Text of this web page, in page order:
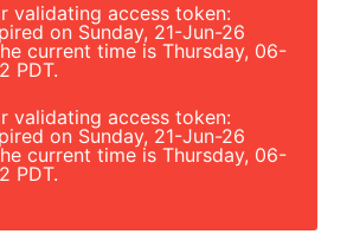
validating access token:
on Sunday, 21-Jun-26
current time is Thursday, 06-
PDT.
validating access token:
on Sunday, 21-Jun-26
current time is Thursday, 06-
PDT.